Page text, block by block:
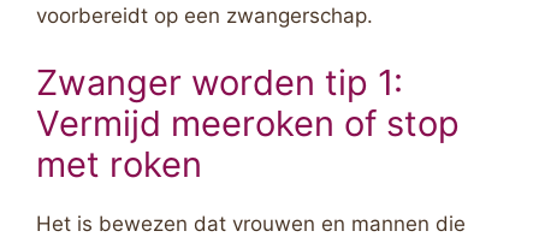
voorbereidt op een zwangerschap.
Zwanger worden tip 1:
Vermijd meeroken of stop
met roken
Het is bewezen dat vrouwen en mannen die